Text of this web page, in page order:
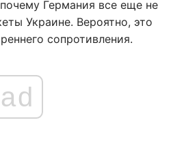
Германия все еще не
Украине. Вероятно, это
сопротивления.
ad